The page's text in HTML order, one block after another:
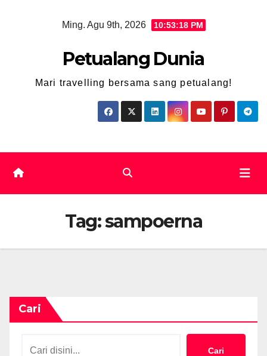
Ming. Agu 9th, 2026 10:53:19 PM
Petualang Dunia
Mari travelling bersama sang petualang!
Tag:sampoerna
Cari
Cari